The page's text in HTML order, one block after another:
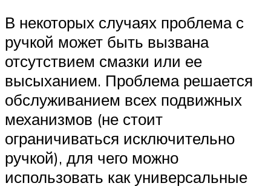
В некоторых случаях проблема с
ручкой может быть вызвана
отсутствием смазки или ее
высыханием. Проблема решается
обслуживанием всех подвижных
механизмов (не стоит
ограничиваться исключительно
ручкой), для чего можно
использовать как универсальные